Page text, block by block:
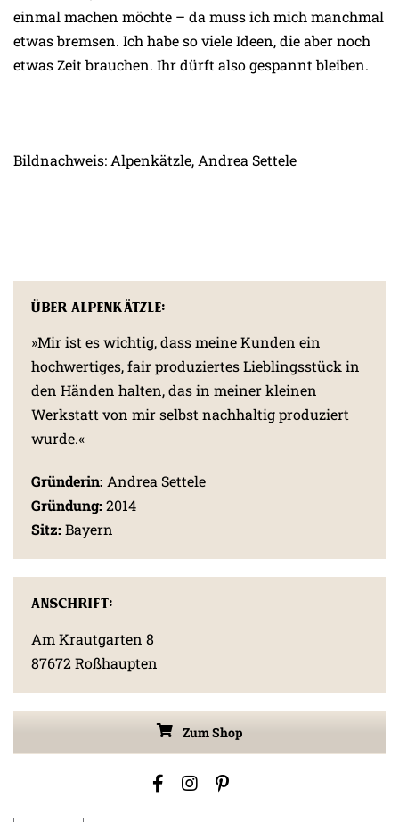
einmal machen möchte – da muss ich mich manchmal
etwas bremsen. Ich habe so viele Ideen, die aber noch
etwas Zeit brauchen. Ihr dürft also gespannt bleiben.
Bildnachweis: Alpenkätzle, Andrea Settele
Über Alpenkätzle:
»Mir ist es wichtig, dass meine Kunden ein
hochwertiges, fair produziertes Lieblingsstück in
den Händen halten, das in meiner kleinen
Werkstatt von mir selbst nachhaltig produziert
wurde.«
Gründerin: Andrea Settele
Gründung: 2014
Sitz: Bayern
Anschrift:
Am Krautgarten 8
87672 Roßhaupten
Zum Shop